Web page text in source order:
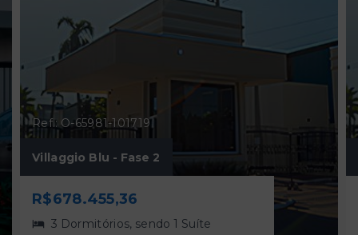
Ref.: O-65981-101719
Villaggio Blu - Fase 2
R$678.455,36
3 Dormitórios, sendo 1 Suíte